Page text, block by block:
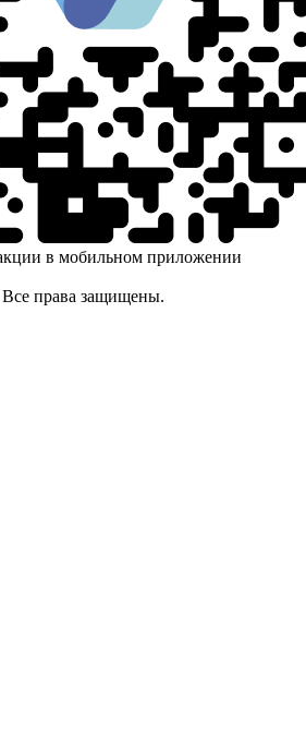
в мобильном приложении
права защищены.